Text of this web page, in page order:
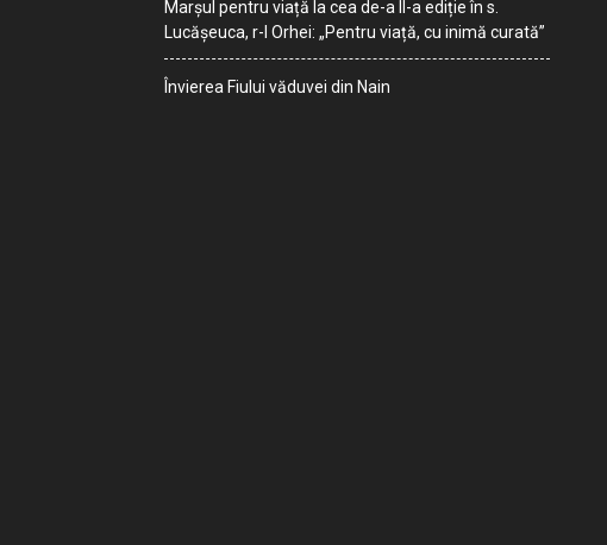
Marșul pentru viață la cea de-a II-a ediție în s.
Lucășeuca, r-l Orhei: „Pentru viață, cu inimă curată”
Învierea Fiului văduvei din Nain